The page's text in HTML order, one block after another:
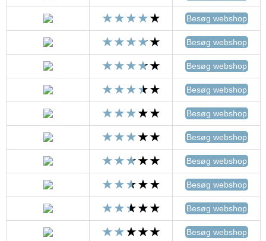
Besøg webshop
Besøg webshop
Besøg webshop
Besøg webshop
Besøg webshop
Besøg webshop
Besøg webshop
Besøg webshop
Besøg webshop
Besøg webshop